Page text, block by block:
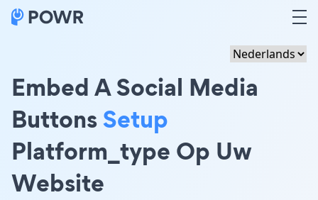
Embed A Social Media
ButtonsSetup
Platform_type Op Uw
Website